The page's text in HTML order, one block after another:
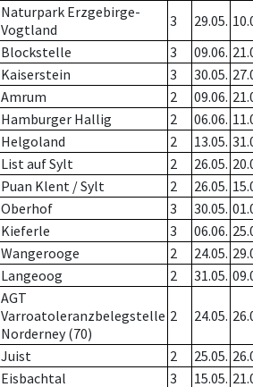
Naturpark Erzgebirge-
Vogtland
3 29.05.
Blockstelle 3 09.06.
Kaiserstein 3 30.05.
Amrum 2 09.06.
Hamburger Hallig 2 06.06.
Helgoland 2 13.05.
List auf Sylt 2 26.05.
Puan Klent / Sylt 2 26.05.
Oberhof 3 30.05.
Kieferle 3 06.06.
Wangerooge 2 24.05.
Langeoog 2 31.05.
AGT
Varroatoleranzbelegstelle
Norderney (70)
2 24.05.
Juist 2 25.05.
Eisbachtal 3 15.05.